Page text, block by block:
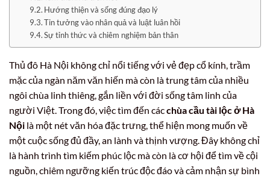
Hướng thiện và sống đúng đạo lý
Tin tưởng vào nhân quả và luật luân hồi
Sự tỉnh thức và chiêm nghiệm bản thân
Thủ đô Hà Nội không chỉ nổi tiếng với vẻ đẹp cổ kính, trầm
mặc của ngàn năm văn hiến mà còn là trung tâm của nhiều
ngôi chùa linh thiêng, gắn liền với đời sống tâm linh của
người Việt. Trong đó, việc tìm đến cácchùa cầu tài lộc ở Hà
Nội là một nét văn hóa đặc trưng, thể hiện mong muốn về
một cuộc sống đủ đầy, an lành và thịnh vượng. Đây không chỉ
là hành trình tìm kiếm phúc lộc mà còn là cơ hội để tìm về cội
nguồn, chiêm ngưỡng kiến trúc độc đáo và cảm nhận sự bình